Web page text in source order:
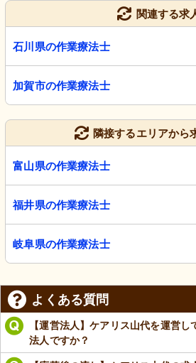
関連する求
石川県の作業療法士
加賀市の作業療法士
隣接するエリアから
富山県の作業療法士
福井県の作業療法士
岐阜県の作業療法士
よくある質問
【運営法人】ケアリス山代を運営し
法人ですか？